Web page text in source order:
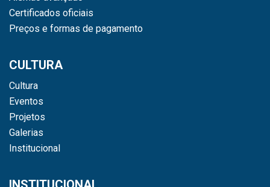
Certificados oficiais
Preços e formas de pagamento
CULTURA
Cultura
Eventos
Projetos
Galerias
Institucional